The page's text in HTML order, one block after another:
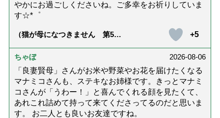
やかにお過ごしくださいね。ご多幸をお祈りしていま
す☆*゜
（猫が母になつきません 第500
+5
ちゃぼ
2026-08-06
「良妻賢母」さんがお米や野菜やお花を届けたくなる
マナミコさんも、ステキなお姉様です。きっとマナミ
コさんが「うわー！」と喜んでくれる顔を見たくて、
あれこれ詰めて持って来てくださってるのだと思いま
す。 お二人とも良いお友達ですね。